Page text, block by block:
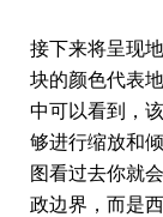
接下来将呈现
块的颜色代表
中可以看到，
够进行缩放和
图看过去你就
政边界，而是